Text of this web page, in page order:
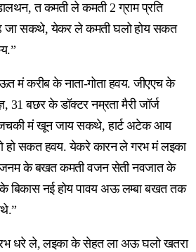
त कमती ले कमती 2 ग्राम प्रति
जा सकथे, येकर ले कमती घलो होय सकत
सकय.”
मं करीब के नाता-गोता हवय. जीएएच के
31 बछर के डॉक्टर नम्रता मैरी जॉर्ज
मं खून जाय सकथे, हार्ट अटेक आय
सकत हवय. येकरे कारन ले गरभ मं लइका
के बखत कमती वजन सेती नवजात के
बिकास नई होय पावय अऊ लम्बा बखत तक
जाथे.”
धरे ले, लइका के सेहत ला अऊ घलो खतरा